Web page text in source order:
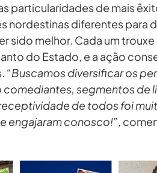
particularidades de mais
nordestinas diferentes para
sido melhor. Cada um
do Estado, e a ação
“Buscamos diversificar os
segmentos de
de todos foi
engajaram conosco!”,